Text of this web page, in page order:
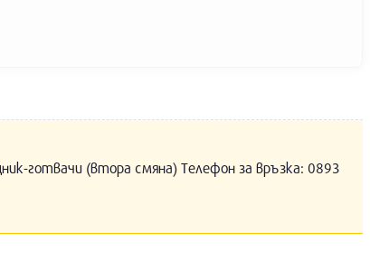
готвачи (втора смяна) Телефон за връзка: 0893